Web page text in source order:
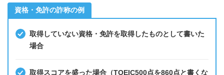
資格・免許の詐称の例
取得していない資格・免許を取得したものとして書いた
場合
取得スコアを盛った場合（TOEIC500点を860点と書くな